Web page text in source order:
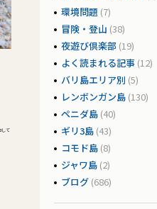
して
環境問題 (7)
冒険・登山 (38)
夜遊び倶楽部 (19)
よく読まれる記事 (12)
バリ島エリア別 (5)
レンボンガン島 (130)
ペニダ島 (40)
ギリ3島 (43)
コモド島 (8)
ジャワ島 (2)
ブログ (686)